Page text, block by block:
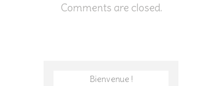
Comments are closed.
Bienvenue !